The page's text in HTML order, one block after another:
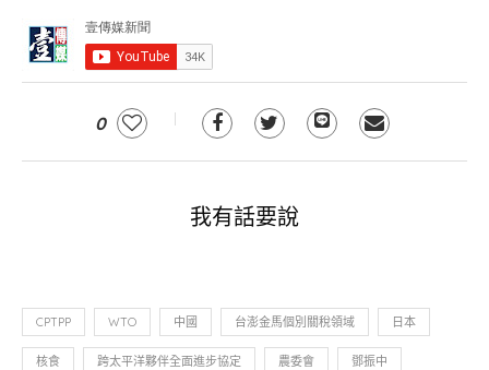
0
我有話要說
CPTPP WTO 中國 台澎金馬個別關稅領域 日本
核食 跨太平洋夥伴全面進步協定 農委會 鄧振中